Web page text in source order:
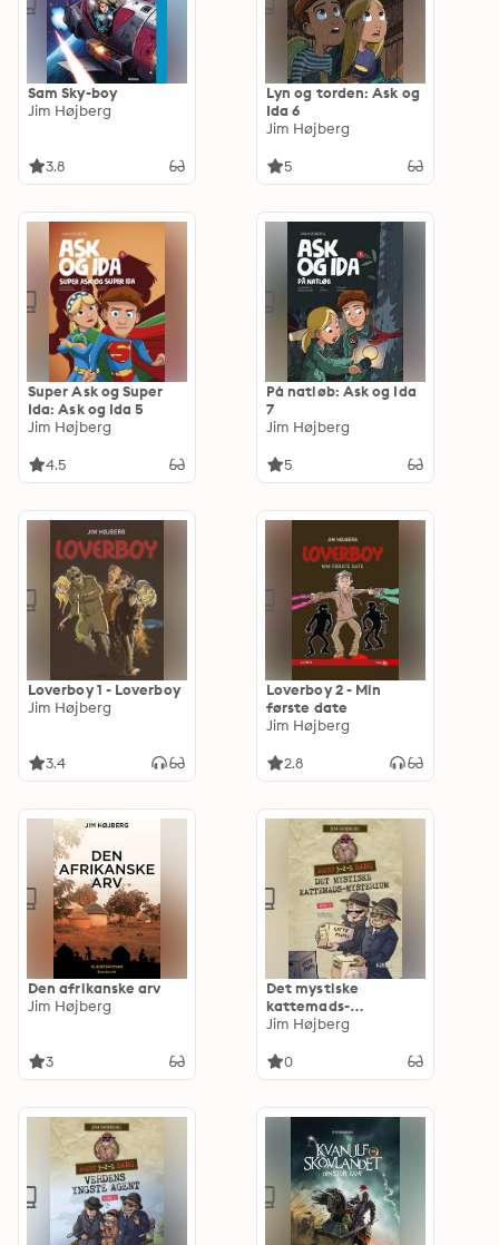
Sam Sky-boy
Jim Højberg
3.8
Lyn og torden: Ask og
Ida 6
Jim Højberg
5
Super Ask og Super
Ida: Ask og Ida 5
Jim Højberg
4.5
På natløb: Ask og Ida
7
Jim Højberg
5
Loverboy 1 - Loverboy
Jim Højberg
3.4
Loverboy 2 - Min
første date
Jim Højberg
2.8
Den afrikanske arv
Jim Højberg
3
Det mystiske
kattemads-
mysterium
Jim Højberg
0